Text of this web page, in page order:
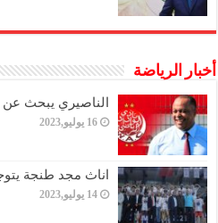
أخبار الرياضة
الناصيري يبحث عن
16 يوليو,2023
اناث مجد طنجة
14 يوليو,2023